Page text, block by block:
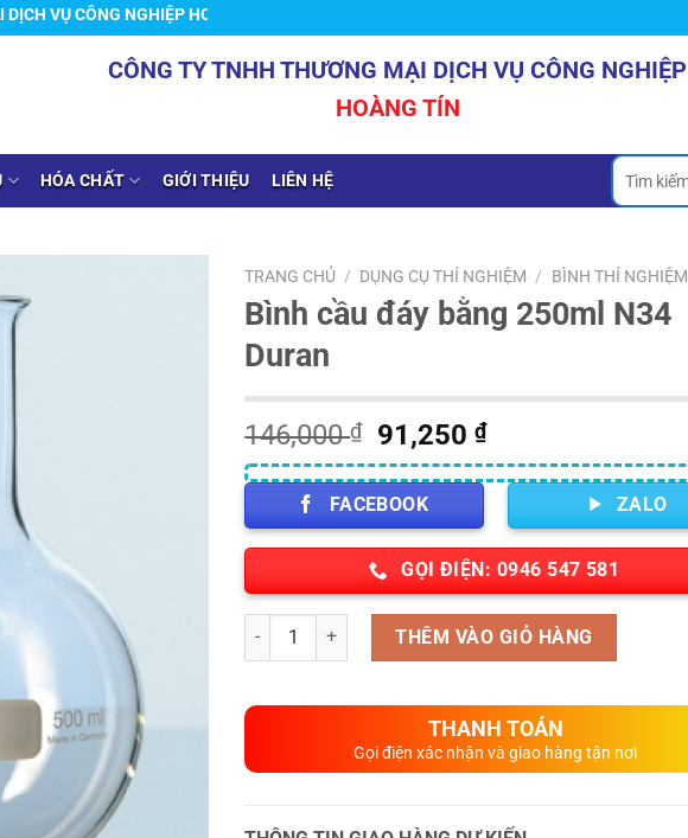
CÔNG NGHIỆP HOÀNG TÍN
CÔNG TY TNHH THƯƠNG MẠI DỊCH VỤ CÔNG NGHIỆP
HOÀNG TÍN
HÓA CHẤT GIỚI THIỆU LIÊN HỆ
Tìm
kiếm:
TRANG CHỦ / DỤNG CỤ THÍ NGHIỆM / BÌNH THÍ NGHIỆM
Bình cầu đáy bằng 250ml N34
Duran
146,000₫
Giá
gốc
là:
146,000 ₫.
91,250₫Giá
hiện
tại
là:
91,250 ₫.
FACEBOOK ZALO
GỌI ĐIỆN: 0946 547 581
Số lượng THÊM VÀO GIỎ HÀNG
THANH TOÁN
Gọi điện xác nhận và giao hàng tận nơi